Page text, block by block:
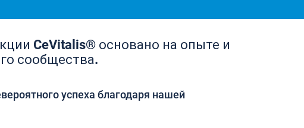
CeVitalis® основано на опыте и
сообщества.
успеха благодаря нашей